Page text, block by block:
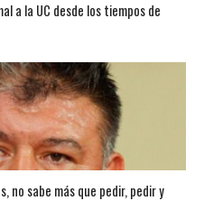
a la UC desde los tiempos de
no sabe más que pedir, pedir y